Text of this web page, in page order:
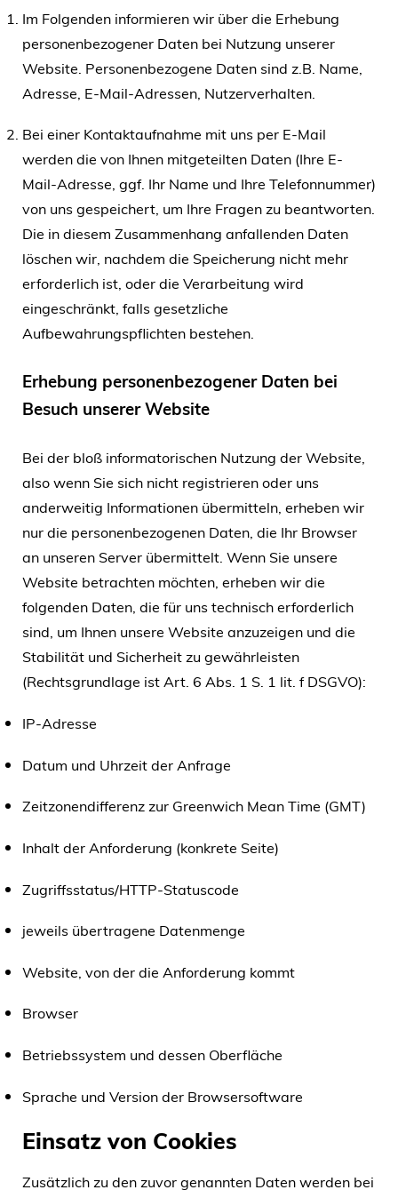
Im Folgenden informieren wir über die Erhebung
personenbezogener Daten bei Nutzung unserer
Website. Personenbezogene Daten sind z.B. Name,
Adresse, E-Mail-Adressen, Nutzerverhalten.
Bei einer Kontaktaufnahme mit uns per E-Mail
werden die von Ihnen mitgeteilten Daten (Ihre E-
Mail-Adresse, ggf. Ihr Name und Ihre Telefonnummer)
von uns gespeichert, um Ihre Fragen zu beantworten.
Die in diesem Zusammenhang anfallenden Daten
löschen wir, nachdem die Speicherung nicht mehr
erforderlich ist, oder die Verarbeitung wird
eingeschränkt, falls gesetzliche
Aufbewahrungspflichten bestehen.
Erhebung personenbezogener Daten bei
Besuch unserer Website
Bei der bloß informatorischen Nutzung der Website,
also wenn Sie sich nicht registrieren oder uns
anderweitig Informationen übermitteln, erheben wir
nur die personenbezogenen Daten, die Ihr Browser
an unseren Server übermittelt. Wenn Sie unsere
Website betrachten möchten, erheben wir die
folgenden Daten, die für uns technisch erforderlich
sind, um Ihnen unsere Website anzuzeigen und die
Stabilität und Sicherheit zu gewährleisten
(Rechtsgrundlage ist Art. 6 Abs. 1 S. 1 lit. f DSGVO):
IP-Adresse
Datum und Uhrzeit der Anfrage
Zeitzonendifferenz zur Greenwich Mean Time (GMT)
Inhalt der Anforderung (konkrete Seite)
Zugriffsstatus/HTTP-Statuscode
jeweils übertragene Datenmenge
Website, von der die Anforderung kommt
Browser
Betriebssystem und dessen Oberfläche
Sprache und Version der Browsersoftware
Einsatz von Cookies
Zusätzlich zu den zuvor genannten Daten werden bei